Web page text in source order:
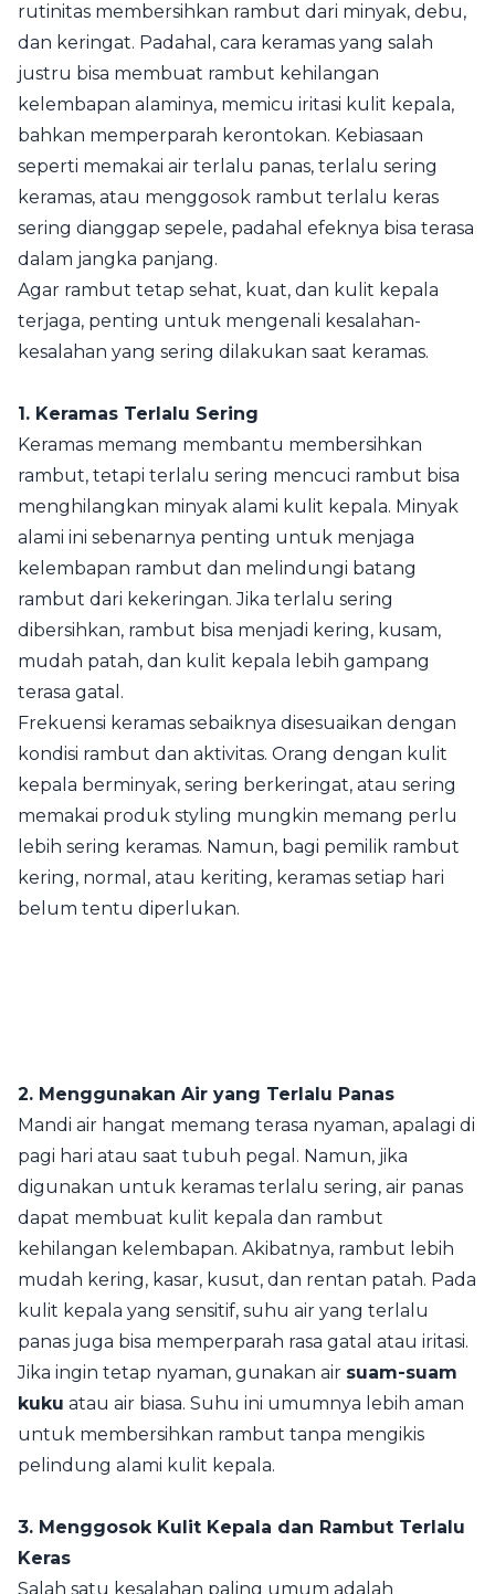
rutinitas membersihkan rambut dari minyak, debu,
dan keringat. Padahal, cara keramas yang salah
justru bisa membuat rambut kehilangan
kelembapan alaminya, memicu iritasi kulit kepala,
bahkan memperparah kerontokan. Kebiasaan
seperti memakai air terlalu panas, terlalu sering
keramas, atau menggosok rambut terlalu keras
sering dianggap sepele, padahal efeknya bisa terasa
dalam jangka panjang.
Agar rambut tetap sehat, kuat, dan kulit kepala
terjaga, penting untuk mengenali kesalahan-
kesalahan yang sering dilakukan saat keramas.
1. Keramas Terlalu Sering
Keramas memang membantu membersihkan
rambut, tetapi terlalu sering mencuci rambut bisa
menghilangkan minyak alami kulit kepala. Minyak
alami ini sebenarnya penting untuk menjaga
kelembapan rambut dan melindungi batang
rambut dari kekeringan. Jika terlalu sering
dibersihkan, rambut bisa menjadi kering, kusam,
mudah patah, dan kulit kepala lebih gampang
terasa gatal.
Frekuensi keramas sebaiknya disesuaikan dengan
kondisi rambut dan aktivitas. Orang dengan kulit
kepala berminyak, sering berkeringat, atau sering
memakai produk styling mungkin memang perlu
lebih sering keramas. Namun, bagi pemilik rambut
kering, normal, atau keriting, keramas setiap hari
belum tentu diperlukan.
2. Menggunakan Air yang Terlalu Panas
Mandi air hangat memang terasa nyaman, apalagi di
pagi hari atau saat tubuh pegal. Namun, jika
digunakan untuk keramas terlalu sering, air panas
dapat membuat kulit kepala dan rambut
kehilangan kelembapan. Akibatnya, rambut lebih
mudah kering, kasar, kusut, dan rentan patah. Pada
kulit kepala yang sensitif, suhu air yang terlalu
panas juga bisa memperparah rasa gatal atau iritasi.
Jika ingin tetap nyaman, gunakan air suam-suam
kuku atau air biasa. Suhu ini umumnya lebih aman
untuk membersihkan rambut tanpa mengikis
pelindung alami kulit kepala.
3. Menggosok Kulit Kepala dan Rambut Terlalu
Keras
Salah satu kesalahan paling umum adalah